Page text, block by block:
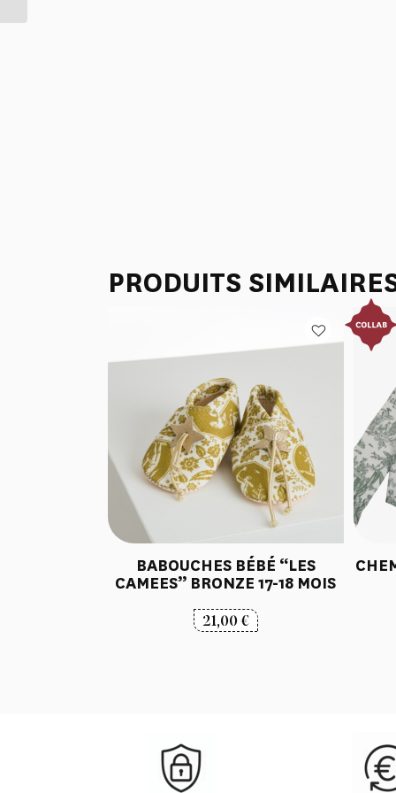
PRODUITS
BABOUCHES BÉBÉ “LES
CAMEES” BRONZE 17-18 MOIS
21,00€